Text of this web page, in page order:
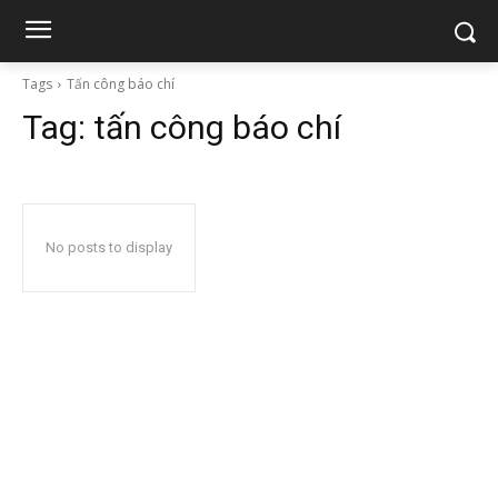
Tags Tấn công báo chí
Tag: tấn công báo chí
No posts to display